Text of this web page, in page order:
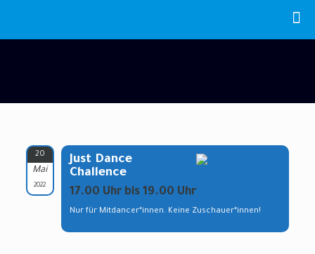
20
Mai
2022
Just Dance
Challence
17.00 Uhr bis 19.00 Uhr
Nur für Mitdancer*innen. Keine Zuschauer*innen!